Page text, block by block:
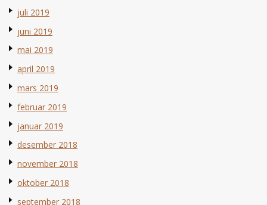
juli 2019
juni 2019
mai 2019
april 2019
mars 2019
februar 2019
januar 2019
desember 2018
november 2018
oktober 2018
september 2018